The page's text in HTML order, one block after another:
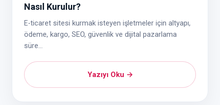
Nasıl Kurulur?
E-ticaret sitesi kurmak isteyen işletmeler için altyapı,
ödeme, kargo, SEO, güvenlik ve dijital pazarlama
süre...
Yazıyı Oku →